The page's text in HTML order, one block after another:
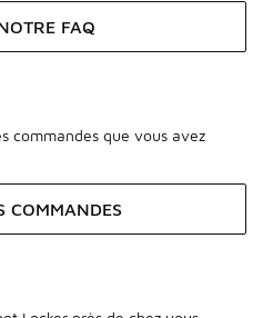
FAQ
commandes que vous avez
COMMANDES